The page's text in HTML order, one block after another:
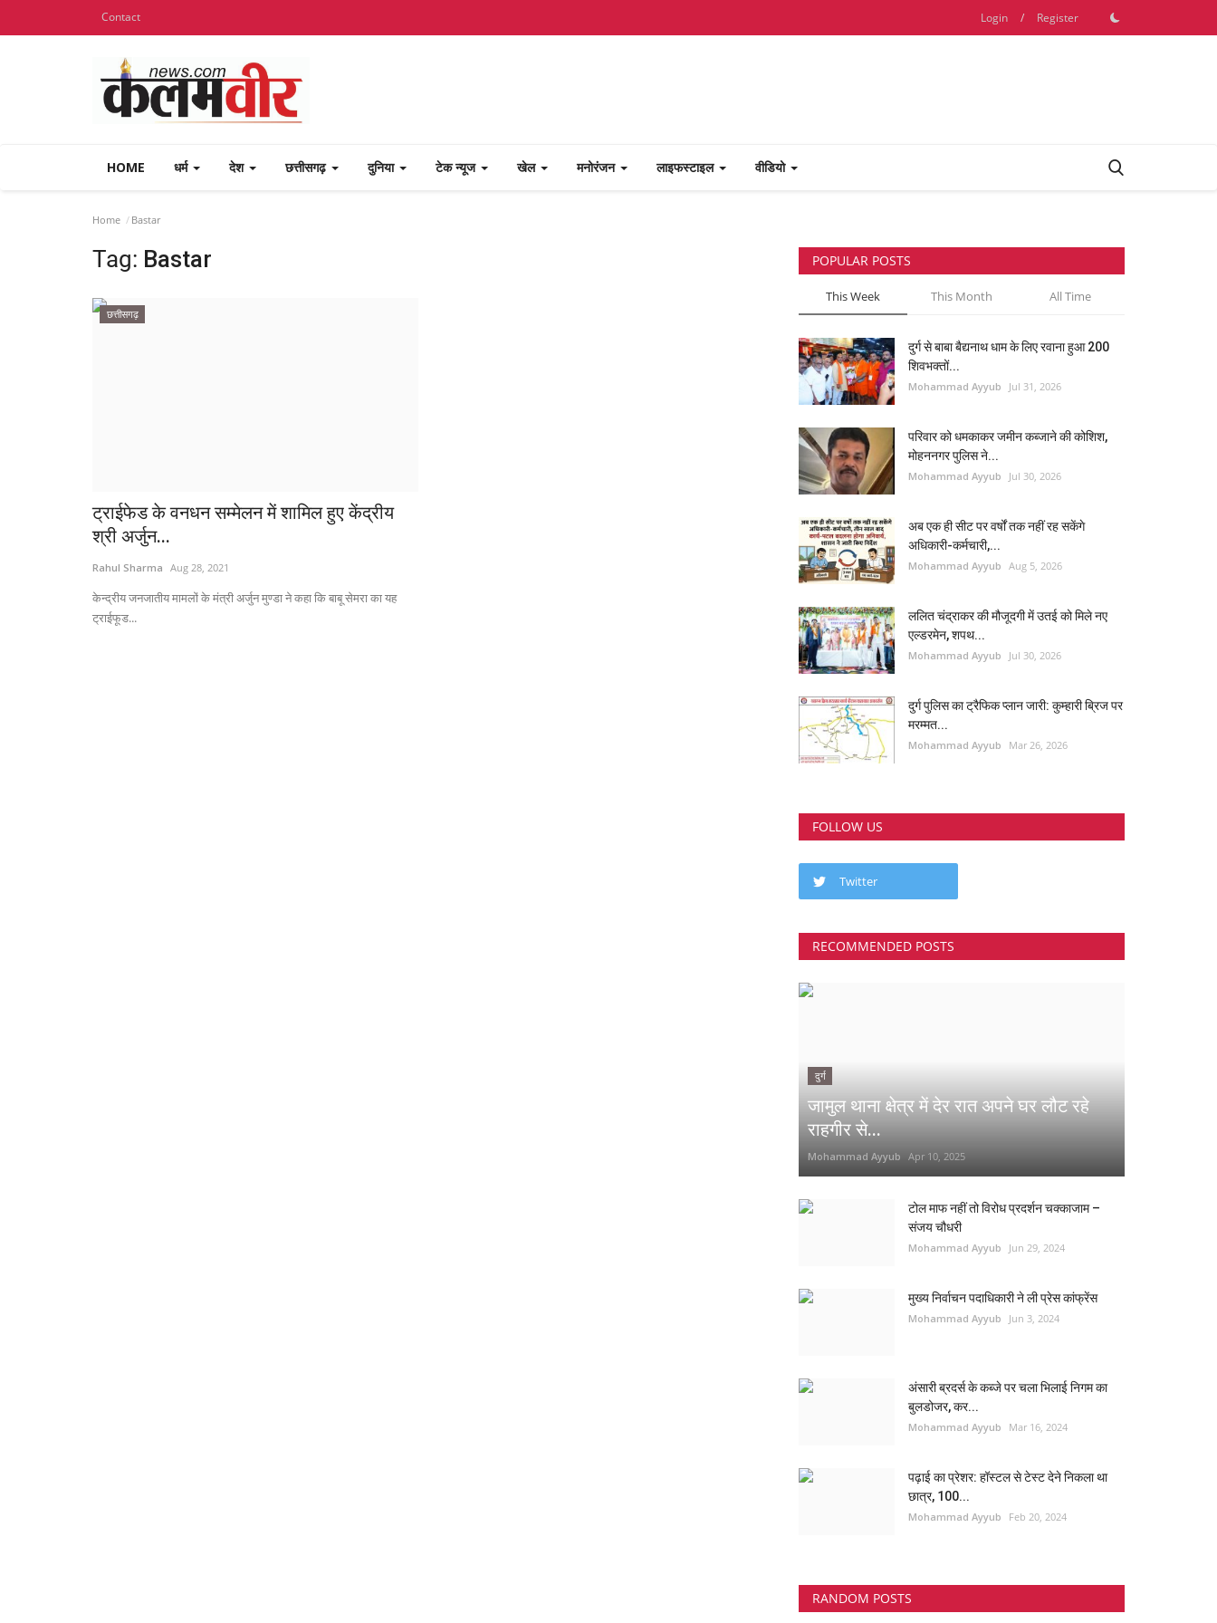
Contact Login / Register
HOME धर्म देश छत्तीसगढ़ दुनिया टेक न्यूज खेल मनोरंजन लाइफस्टाइल वीडियो
Home Bastar
Tag: Bastar
छत्तीसगढ़
ट्राईफेड के वनधन सम्मेलन में शामिल हुए केंद्रीय
श्री अर्जुन...
Rahul Sharma Aug 28, 2021
केन्द्रीय जनजातीय मामलों के मंत्री अर्जुन मुण्डा ने कहा कि बाबू सेमरा का यह
ट्राईफूड...
POPULAR POSTS
This Week This Month All Time
दुर्ग से बाबा बैद्यनाथ धाम के लिए रवाना हुआ 200
शिवभक्तों...
Mohammad Ayyub Jul 31, 2026
परिवार को धमकाकर जमीन कब्जाने की कोशिश,
मोहननगर पुलिस ने...
Mohammad Ayyub Jul 30, 2026
अब एक ही सीट पर वर्षों तक नहीं रह सकेंगे
अधिकारी-कर्मचारी,...
Mohammad Ayyub Aug 5, 2026
ललित चंद्राकर की मौजूदगी में उतई को मिले नए
एल्डरमेन, शपथ...
Mohammad Ayyub Jul 30, 2026
दुर्ग पुलिस का ट्रैफिक प्लान जारी: कुम्हारी ब्रिज पर
मरम्मत...
Mohammad Ayyub Mar 26, 2026
FOLLOW US
Twitter
RECOMMENDED POSTS
दुर्ग
जामुल थाना क्षेत्र में देर रात अपने घर लौट रहे
राहगीर से...
Mohammad Ayyub Apr 10, 2025
टोल माफ नहीं तो विरोध प्रदर्शन चक्काजाम –
संजय चौधरी
Mohammad Ayyub Jun 29, 2024
मुख्य निर्वाचन पदाधिकारी ने ली प्रेस कांफ्रेंस
Mohammad Ayyub Jun 3, 2024
अंसारी ब्रदर्स के कब्जे पर चला भिलाई निगम का
बुलडोजर, कर...
Mohammad Ayyub Mar 16, 2024
पढ़ाई का प्रेशर: हॉस्टल से टेस्ट देने निकला था
छात्र, 100...
Mohammad Ayyub Feb 20, 2024
RANDOM POSTS